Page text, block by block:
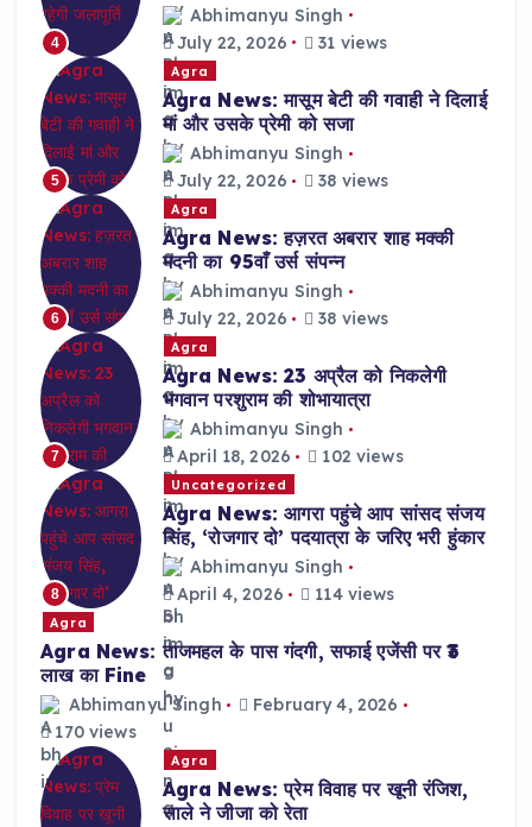
4
Abhimanyu Singh
July 22, 2026
31 views
5
Agra
Agra News: मासूम बेटी की गवाही ने दिलाई
मां और उसके प्रेमी को सजा
Abhimanyu Singh
July 22, 2026
38 views
6
Agra
Agra News: हज़रत अबरार शाह मक्की
मदनी का 95वाँ उर्स संपन्न
Abhimanyu Singh
July 22, 2026
38 views
7
Agra
Agra News: 23 अप्रैल को निकलेगी
भगवान परशुराम की शोभायात्रा
Abhimanyu Singh
April 18, 2026
102 views
8
Uncategorized
Agra News: आगरा पहुंचे आप सांसद संजय
सिंह, ‘रोजगार दो’ पदयात्रा के जरिए भरी हुंकार
Abhimanyu Singh
April 4, 2026
114 views
Agra
Agra News: ताजमहल के पास गंदगी, सफाई एजेंसी पर ₹3
लाख का Fine
Abhimanyu Singh
February 4, 2026
170 views
Agra
Agra News: प्रेम विवाह पर खूनी रंजिश,
साले ने जीजा को रेता